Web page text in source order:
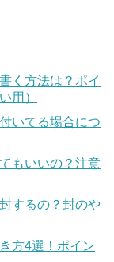
く方法は？ポイ
用）
いてる場合につ
もいいの？注意
するの？封のや
方4選！ポイン